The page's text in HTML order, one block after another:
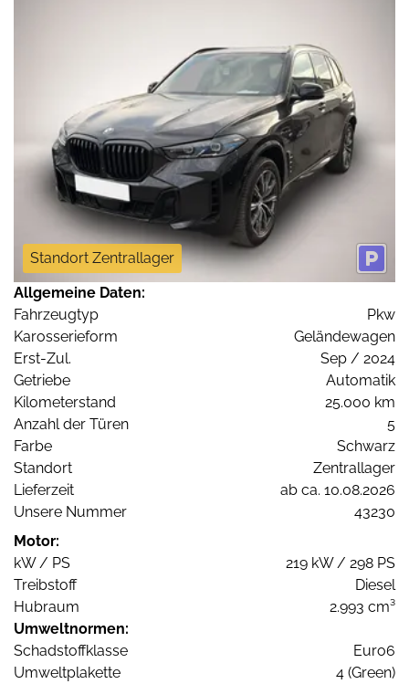
Standort Zentrallager
Allgemeine Daten:
Fahrzeugtyp
Pkw
Karosserieform
Geländewagen
Erst-Zul.
Sep / 2024
Getriebe
Automatik
Kilometerstand
25.000 km
Anzahl der Türen
5
Farbe
Schwarz
Standort
Zentrallager
Lieferzeit
ab ca. 10.08.2026
Unsere Nummer
43230
Motor:
kW / PS
219 kW / 298 PS
Treibstoff
Diesel
Hubraum
2.993 cm³
Umweltnormen:
Schadstoffklasse
Euro6
Umweltplakette
4 (Green)